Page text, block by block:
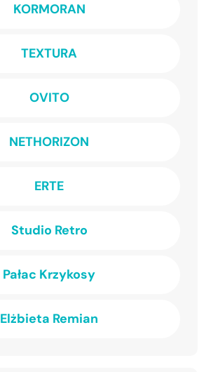
KORMORAN
TEXTURA
OVITO
NETHORIZON
ERTE
Studio Retro
Pałac Krzykosy
Elżbieta Remian